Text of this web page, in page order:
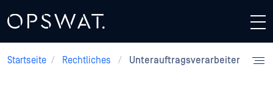
Startseite / Rechtliches / Unterauftragsverarbeiter